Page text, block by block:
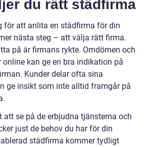
du rätt städfirma
för att anlita en städfirma för din
nästa steg – att välja rätt firma.
på är firmans rykte. Omdömen och
online kan ge en bra indikation på
Kunder delar ofta sina
ge insikt som inte alltid framgår på
att se på de erbjudna tjänsterna och
just de behov du har för din
städfirma kommer tydligt